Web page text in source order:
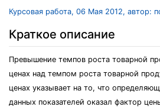
Курсовая работа, 06 Мая 2012, автор:
Краткое описание
Превышение темпов роста товарной
ценах над темпом роста товарной
ценах указывает на то, что
данных показателей оказал фактор